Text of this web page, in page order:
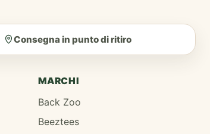
Consegna in punto di ritiro
MARCHI
Back Zoo
Beeztees